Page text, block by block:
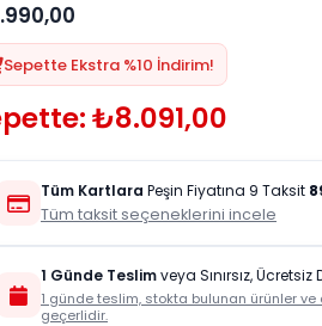
Sepette Ekstra %10 İndirim!
₺8.091,00
Tüm Kartlara Peşin Fiyatına 9 Taksit
Tüm taksit seçeneklerini incele
1 Günde Teslimveya Sınırsız,
1 günde teslim, stokta bulunan ürünler
geçerlidir.